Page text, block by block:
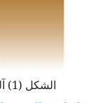
الشكل (1) آلية قياس تعرجات السطح بمقياس الخشونة.